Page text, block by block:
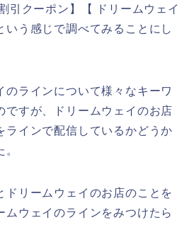
引クーポン】【 ドリームウェイ
いう感じで調べてみることにし
のラインについて様々なキーワ
ですが、ドリームウェイのお店
ラインで配信しているかどうか
ドリームウェイのお店のことを
ムウェイのラインをみつけたら